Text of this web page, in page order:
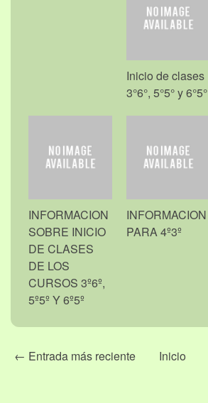
Inicio de clases
3°6°, 5°5° y 6°5°
INFORMACION
SOBRE INICIO
DE CLASES
DE LOS
CURSOS 3º6º,
5º5º Y 6º5º
INFORMACION
PARA 4º3º
← Entrada más reciente Inicio